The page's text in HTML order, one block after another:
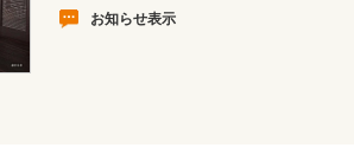
お知らせ表示